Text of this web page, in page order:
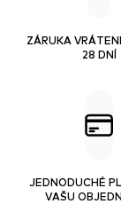
ZÁRUKA
28 DNÍ
JEDNODUCHÉ
VAŠU